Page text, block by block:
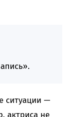
ситуации —
актриса не